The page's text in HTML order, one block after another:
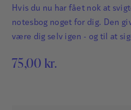
Hvis du nu har fået nok at
notesbog noget for dig. Den
være dig selv igen - og til at
75,00 kr.